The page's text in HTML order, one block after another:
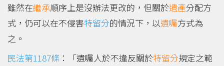
雖然在繼承順序上是沒辦法更改的，但關於遺產分配方
式，仍可以在不侵害特留分的情況下，以遺囑方式為
之。
民法第1187條 ：「遺囑人於不違反關於特留分規定之範